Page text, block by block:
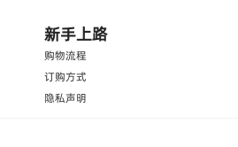
新手上路
购物流程
订购方式
隐私声明